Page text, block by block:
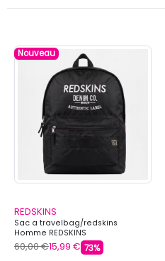
Nouveau
REDSKINS
Sac a travelbag/redskins
Homme REDSKINS
60,00 €15,99 € 73%